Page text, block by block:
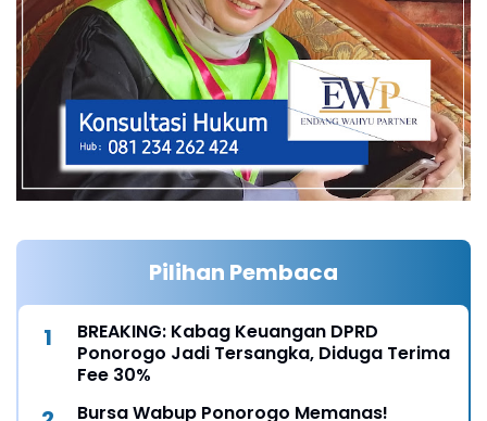
Pilihan Pembaca
BREAKING: Kabag Keuangan DPRD
Ponorogo Jadi Tersangka, Diduga Terima
Fee 30%
Bursa Wabup Ponorogo Memanas!